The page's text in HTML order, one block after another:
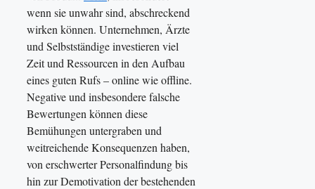
wenn sie unwahr sind, abschreckend
wirken können. Unternehmen, Ärzte
und Selbstständige investieren viel
Zeit und Ressourcen in den Aufbau
eines guten Rufs – online wie offline.
Negative und insbesondere falsche
Bewertungen können diese
Bemühungen untergraben und
weitreichende Konsequenzen haben,
von erschwerter Personalfindung bis
hin zur Demotivation der bestehenden